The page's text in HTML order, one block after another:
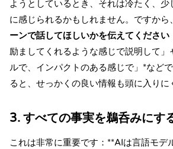
ようとしているとき、それは冷たく、少
に感じられるかもしれません。ですから、
ーンで話してほしいかを伝えてください
励ましてくれるような感じで説明して」
ルで、インパクトのある感じで」*など
ると、せっかくの良い情報も頭に入りに
3. すべての事実を鵜呑みにす
これは非常に重要です：**AIは言語モデ